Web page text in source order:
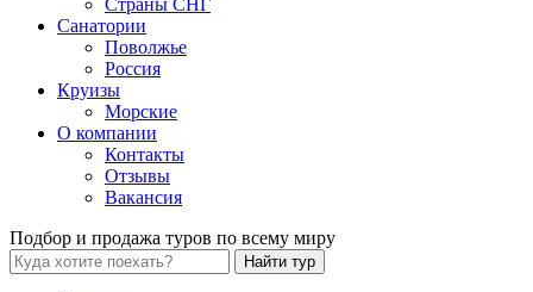
Страны СНГ
Санатории
Поволжье
Россия
Круизы
Морские
О компании
Контакты
Отзывы
Вакансия
Подбор и продажа туров по всему миру
Найти тур